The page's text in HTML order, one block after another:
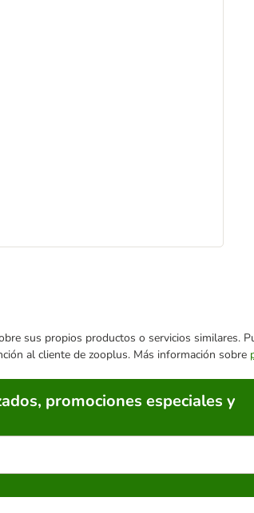
sus propios productos o servicios similares.
al cliente de zooplus. Más información sobre
promociones especiales y